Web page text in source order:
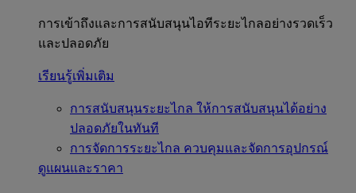
การเข้าถึงและการสนับสนุนไอทีระยะไกลอย่างรวดเร็ว
และปลอดภัย
เรียนรู้เพิ่มเติม
การสนับสนุนระยะไกล ให้การสนับสนุนได้อย่าง
ปลอดภัยในทันที
การจัดการระยะไกล ควบคุมและจัดการอุปกรณ์
ดูแผนและราคา